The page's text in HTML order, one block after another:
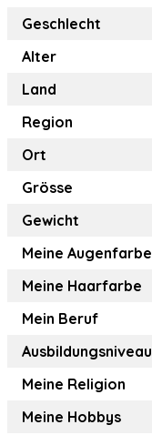
Geschlecht
Alter
Land
Region
Ort
Grösse
Gewicht
Meine Augenfarbe
Meine Haarfarbe
Mein Beruf
Ausbildungsniveau
Meine Religion
Meine Hobbys